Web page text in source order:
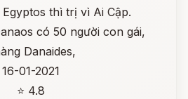
thì trị vì Ai Cập.
có 50 người con gái,
Danaides,
16-01-2021
⭐ 4.8